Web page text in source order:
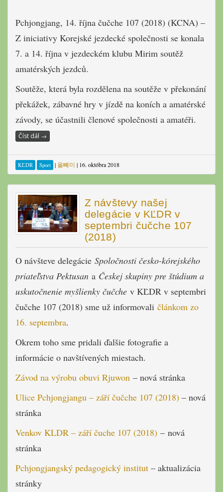
Pchjongjang, 14. října čučche 107 (2018) (KCNA) –
Z iniciativy Korejské jezdecké společnosti se konala
7. a 14. října v jezdeckém klubu Mirim soutěž
amatérských jezdců.
Soutěže, která byla rozdělena na soutěže v překonání
překážek, zábavné hry v jízdě na koních a amatérské
závody, se účastnili členové společnosti a amatéři.
Číst dál →
KĽDR Sport | 올빼미 | 16. októbra 2018
Z návštevy našej
delegácie v KĽDR v
septembri čučche 107
(2018)
O návšteve delegácie Spoločnosti česko-kórejského
priateľstva Pektusan a Českej skupiny pre štúdium a
uskutočnenie myšlienky čučche v KĽDR v septembri
čučche 107 (2018) sme už informovali článkom zo
16. septembra.
Okrem toho sme pridali ďalšie fotografie a
informácie o navštívených miestach.
Závod na výrobu obuvi Rjuwon – nová stránka
Ulice Pchjongjangu – září čučche 107 (2018) – nová
stránka
Venkov KLDR – září čuche 107 (2018) – nová
stránka
Pchjongjangský pedagogický institut – aktualizácia
stránky